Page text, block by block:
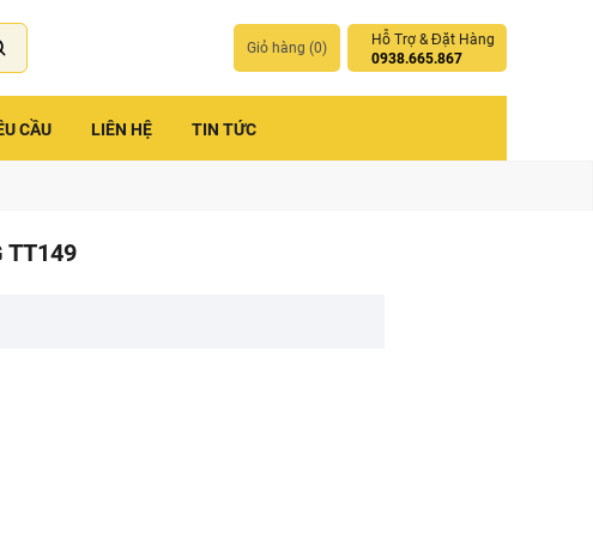
Giỏ hàng (0)
Hỗ Trợ & Đặt Hàng
0938.665.867
CẦU LIÊN HỆ TIN TỨC
TT149